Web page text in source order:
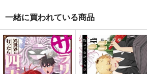
カート
推しの聖地巡礼でイラ
クに行った話
Crazy9
巨人の鍛冶屋さんとお
はなしをする話
いとろ
一緒に買われている商品